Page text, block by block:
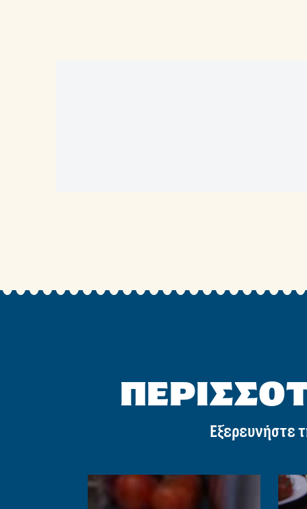
Εξερευνήστε